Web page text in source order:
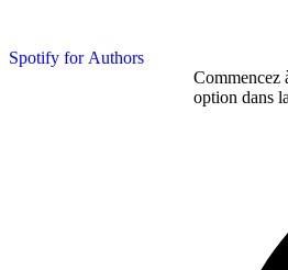
Spotify for Authors
Commencez
option dans